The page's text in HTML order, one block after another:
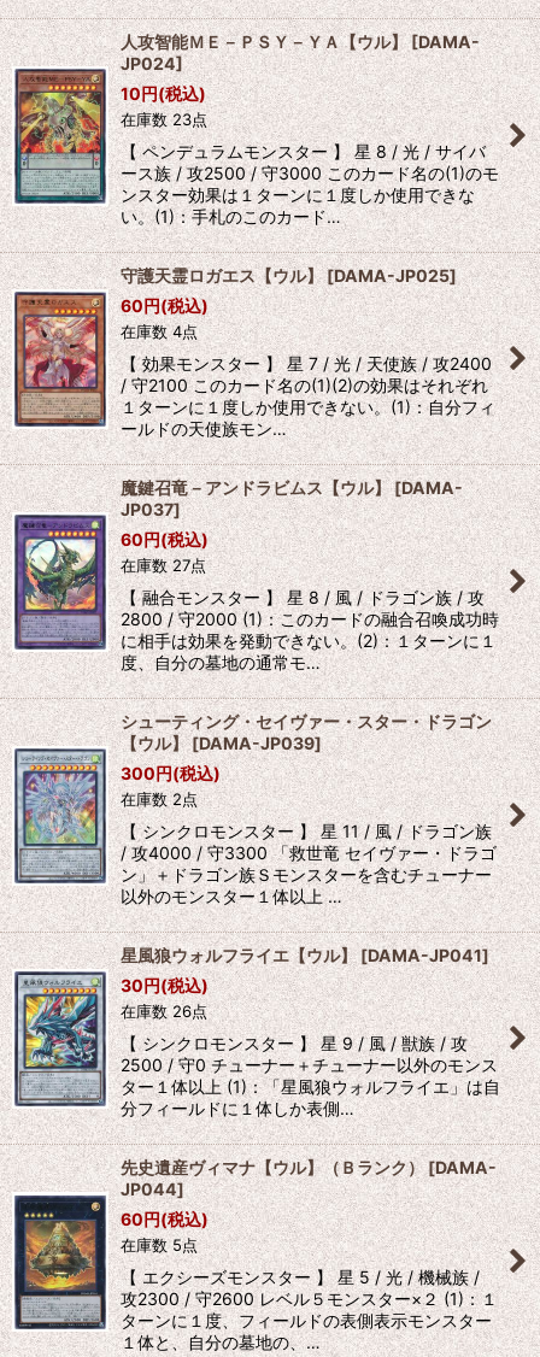
人攻智能ＭＥ－ＰＳＹ－ＹＡ【ウル】 [DAMA-
JP024]
10円(税込)
在庫数 23点
【 ペンデュラムモンスター 】 星 8 / 光 / サイバ
ース族 / 攻2500 / 守3000 このカード名の(1)のモ
ンスター効果は１ターンに１度しか使用できな
い。(1)：手札のこのカード…
守護天霊ロガエス【ウル】[DAMA-JP025]
60円(税込)
在庫数 4点
【 効果モンスター 】 星 7 / 光 / 天使族 / 攻2400
/ 守2100 このカード名の(1)(2)の効果はそれぞれ
１ターンに１度しか使用できない。(1)：自分フィ
ールドの天使族モン…
魔鍵召竜－アンドラビムス【ウル】 [DAMA-
JP037]
60円(税込)
在庫数 27点
【 融合モンスター 】 星 8 / 風 / ドラゴン族 / 攻
2800 / 守2000 (1)：このカードの融合召喚成功時
に相手は効果を発動できない。(2)：１ターンに１
度、自分の墓地の通常モ…
シューティング・セイヴァー・スター・ドラゴン
【ウル】[DAMA-JP039]
300円(税込)
在庫数 2点
【 シンクロモンスター 】 星 11 / 風 / ドラゴン族
/ 攻4000 / 守3300 「救世竜 セイヴァー・ドラゴ
ン」＋ドラゴン族Ｓモンスターを含むチューナー
以外のモンスター１体以上 …
星風狼ウォルフライエ【ウル】[DAMA-JP041]
30円(税込)
在庫数 26点
【 シンクロモンスター 】 星 9 / 風 / 獣族 / 攻
2500 / 守0 チューナー＋チューナー以外のモンス
ター１体以上 (1)：「星風狼ウォルフライエ」は自
分フィールドに１体しか表側…
先史遺産ヴィマナ【ウル】（Ｂランク）[DAMA-
JP044]
60円(税込)
在庫数 5点
【 エクシーズモンスター 】 星 5 / 光 / 機械族 /
攻2300 / 守2600 レベル５モンスター×２ (1)：１
ターンに１度、フィールドの表側表示モンスター
１体と、自分の墓地の、…